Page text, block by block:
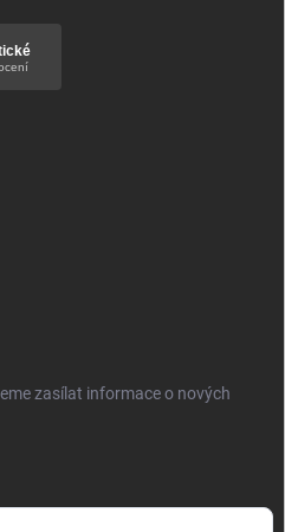
zasílat informace o nových